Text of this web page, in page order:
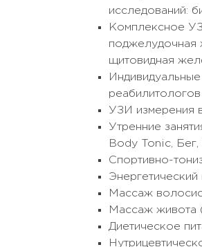
исследований:
Комплексное
поджелудочная
щитовидная
реабилитологов
УЗИ измерения
Утренние
Body Toniс,
Спортивно-
Массаж
Массаж живота
Диетическое